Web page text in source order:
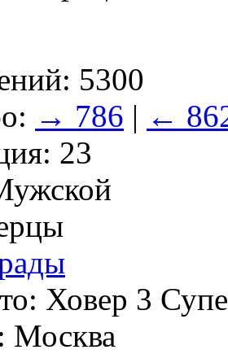
5300
→ 786 | ←
23
Ховер 3
Москва